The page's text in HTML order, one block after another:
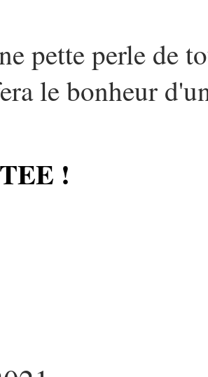
pette perle de
le bonheur
!